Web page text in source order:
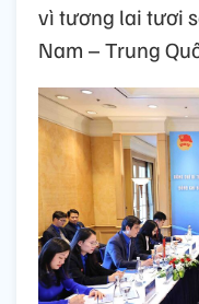
vì tương lai tươi
Nam – Trung